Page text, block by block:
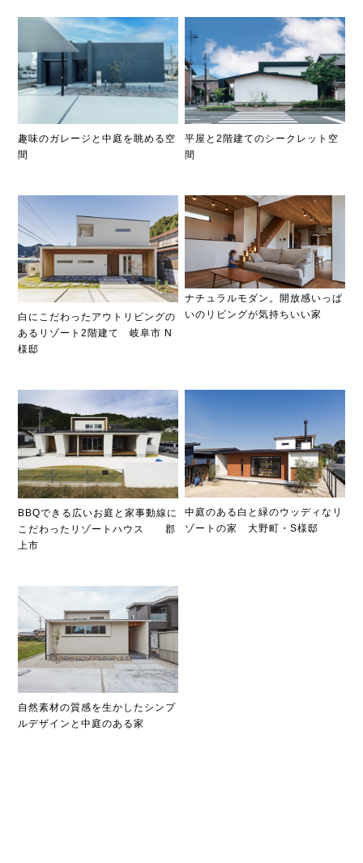
趣味のガレージと中庭を眺める空
間
平屋と2階建てのシークレット空
間
白にこだわったアウトリビングの
あるリゾート2階建て 岐阜市 N
様邸
ナチュラルモダン。開放感いっぱ
いのリビングが気持ちいい家
BBQできる広いお庭と家事動線に
こだわったリゾートハウス 郡
上市
中庭のある白と緑のウッディなリ
ゾートの家 大野町・S様邸
自然素材の質感を生かしたシンプ
ルデザインと中庭のある家